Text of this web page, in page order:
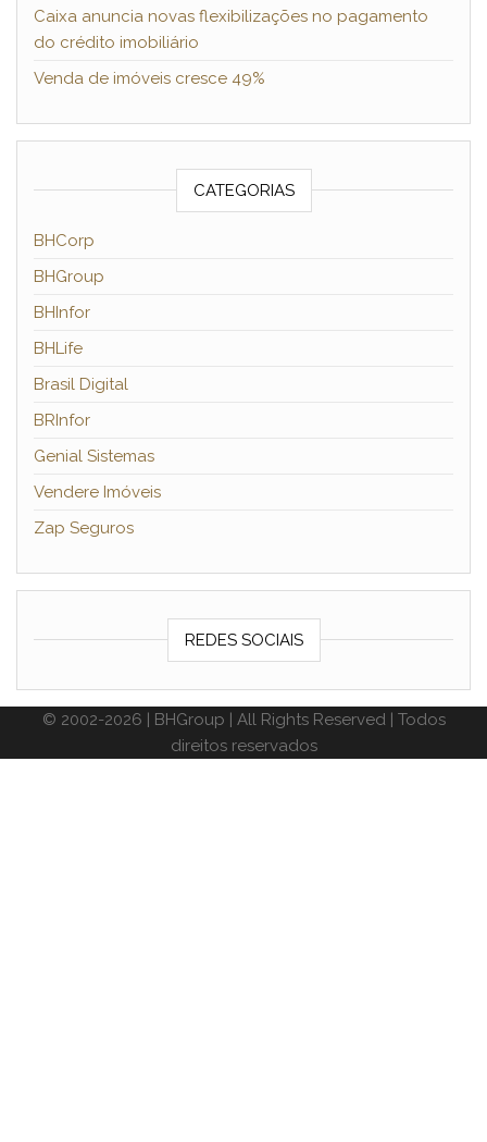
Caixa anuncia novas flexibilizações no pagamento
do crédito imobiliário
Venda de imóveis cresce 49%
CATEGORIAS
BHCorp
BHGroup
BHInfor
BHLife
Brasil Digital
BRInfor
Genial Sistemas
Vendere Imóveis
Zap Seguros
REDES SOCIAIS
© 2002-2026 | BHGroup | All Rights Reserved | Todos
direitos reservados